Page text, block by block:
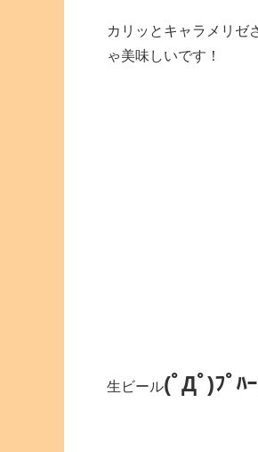
カリッとキャラメリゼ
ゃ美味しいです！
生ビール(ﾟДﾟ)ﾌﾟﾊ